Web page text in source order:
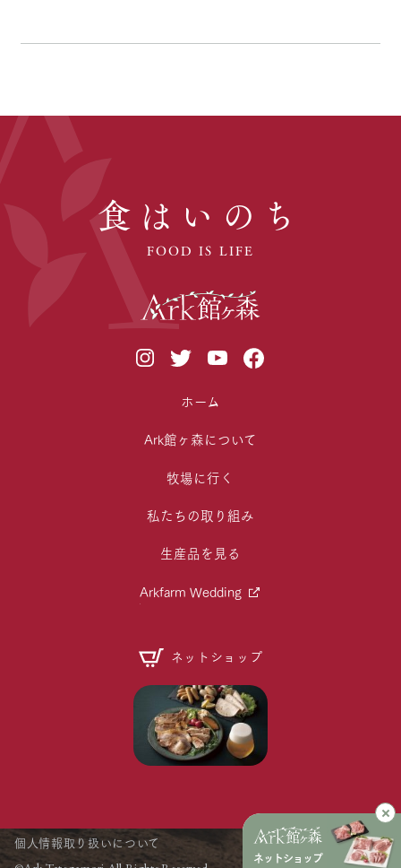
ネットショップ
食はいのち
FOOD IS LIFE
ホーム
Ark館ヶ森について
牧場に行く
私たちの取り組み
生産品を見る
Arkfarm Wedding
ネットショップ
個人情報取り扱いについて